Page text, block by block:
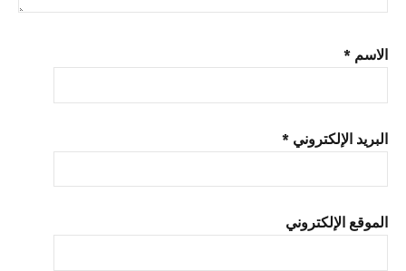
الاسم *
البريد الإلكتروني *
الموقع الإلكتروني